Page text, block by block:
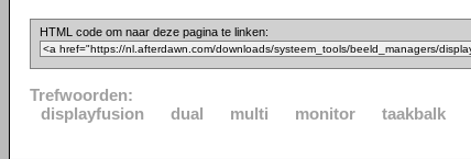
HTML code om naar deze pagina te linken:
Trefwoorden:
displayfusion
dual multi monitor taakbalk